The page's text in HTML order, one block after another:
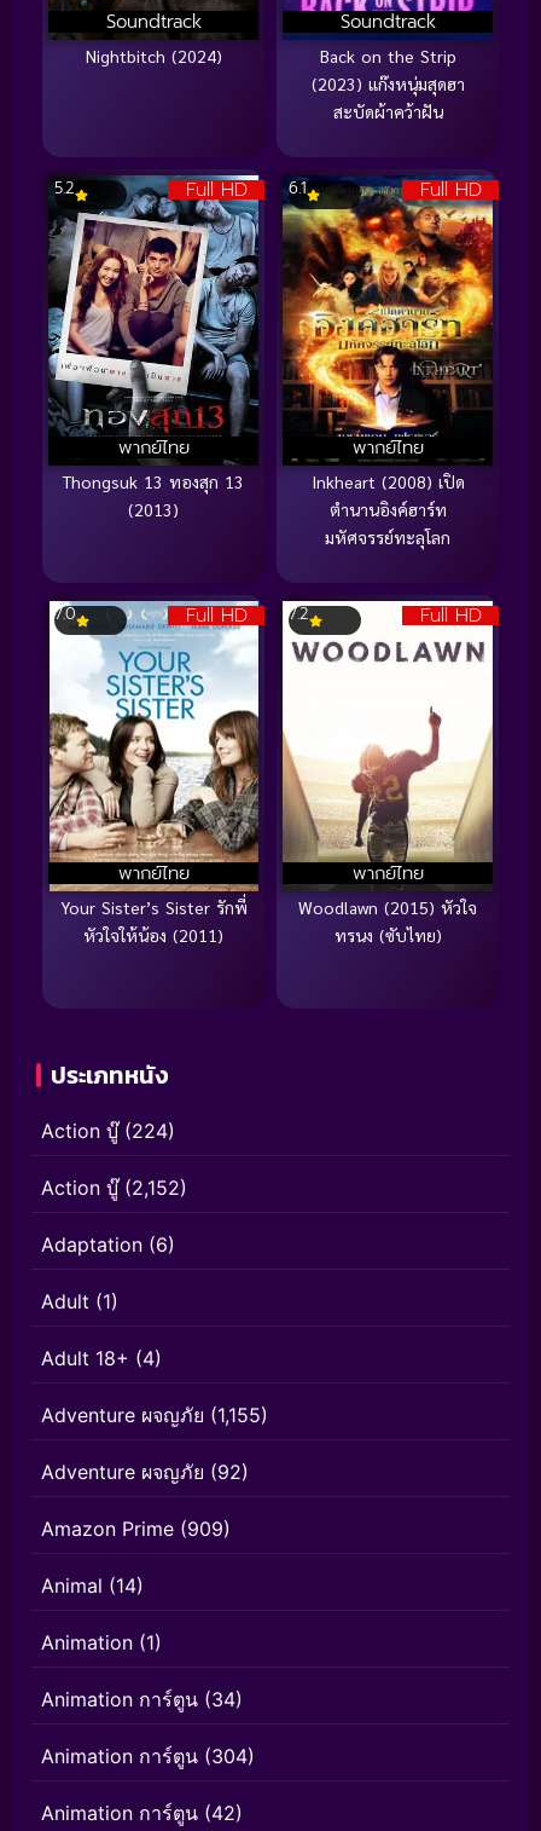
Soundtrack
Nightbitch (2024)
Soundtrack
Back on the Strip
(2023) แก๊งหนุ่มสุดฮา
สะบัดผ้าคว้าฝัน
Full HD
พากย์ไทย
5.2
Thongsuk 13 ทองสุก 13
(2013)
Full HD
พากย์ไทย
6.1
Inkheart (2008) เปิด
ตำนานอิงค์ฮาร์ท
มหัศจรรย์ทะลุโลก
Full HD
พากย์ไทย
7.0
Your Sister’s Sister รักพี่
หัวใจให้น้อง (2011)
Full HD
พากย์ไทย
7.2
Woodlawn (2015) หัวใจ
ทรนง (ซับไทย)
ประเภทหนัง
Action บู๊(224)
Action บู๊(2,152)
Adaptation (6)
Adult (1)
Adult 18+ (4)
Adventure ผจญภัย (1,155)
Adventure ผจญภัย (92)
Amazon Prime (909)
Animal (14)
Animation (1)
Animation การ์ตูน (34)
Animation การ์ตูน (304)
Animation การ์ตูน (42)